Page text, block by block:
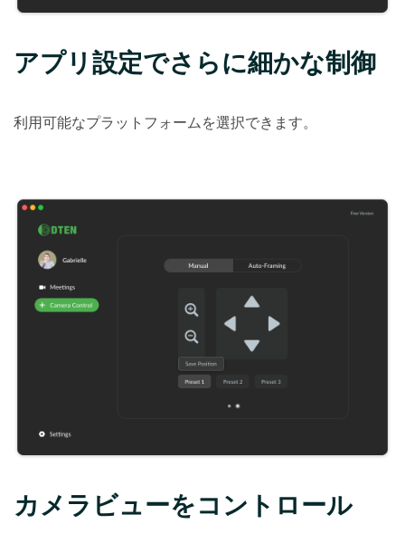
アプリ設定でさらに細かな制御
利用可能なプラットフォームを選択できます。
カメラビューをコントロール